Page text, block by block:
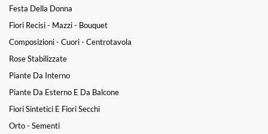
Festa Della Donna
Fiori Recisi - Mazzi - Bouquet
Composizioni - Cuori - Centrotavola
Rose Stabilizzate
Piante Da Interno
Piante Da Esterno E Da Balcone
Fiori Sintetici E Fiori Secchi
Orto - Sementi